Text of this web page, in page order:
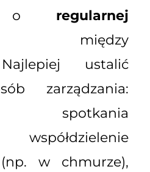
o regularnej
ustalić
zarządzania:
spotkania
w chmurze),